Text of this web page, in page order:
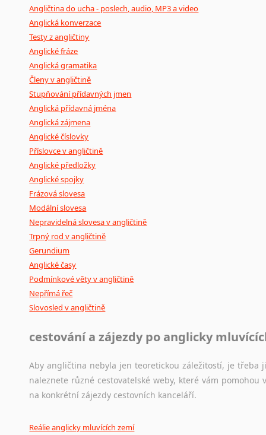
Angličtina do ucha - poslech, audio, MP3 a video
Anglická konverzace
Testy z angličtiny
Anglické fráze
Anglická gramatika
Členy v angličtině
Stupňování přídavných jmen
Anglická přídavná jména
Anglická zájmena
Anglické číslovky
Příslovce v angličtině
Anglické předložky
Anglické spojky
Frázová slovesa
Modální slovesa
Nepravidelná slovesa v angličtině
Trpný rod v angličtině
Gerundium
Anglické časy
Podmínkové věty v angličtině
Nepřímá řeč
Slovosled v angličtině
cestování a zájezdy po anglicky
Aby angličtina nebyla jen teoretickou záležitostí, je
naleznete různé cestovatelské weby, které vám
na konkrétní zájezdy cestovních kanceláří.
Reálie anglicky mluvících zemí